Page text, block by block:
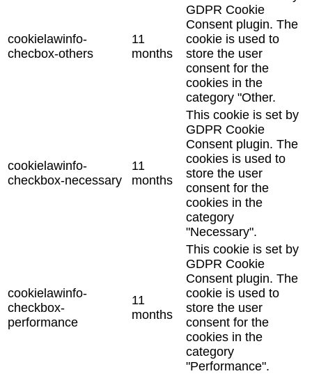
cookielawinfo-
checbox-others
11
months
GDPR Cookie
Consent plugin. The
cookie is used to
store the user
consent for the
cookies in the
category "Other.
cookielawinfo-
checkbox-necessary
11
months
This cookie is set by
GDPR Cookie
Consent plugin. The
cookies is used to
store the user
consent for the
cookies in the
category
"Necessary".
cookielawinfo-
checkbox-
performance
11
months
This cookie is set by
GDPR Cookie
Consent plugin. The
cookie is used to
store the user
consent for the
cookies in the
category
"Performance".